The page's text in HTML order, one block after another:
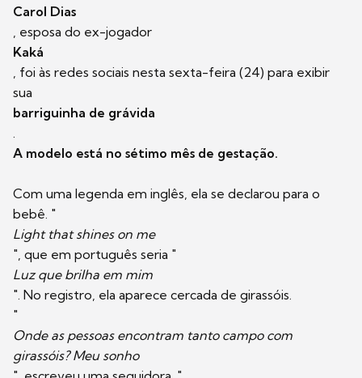
Carol Dias
, esposa do ex-jogador
Kaká
, foi às redes sociais nesta sexta-feira (24) para exibir
sua
barriguinha de grávida
A modelo está no sétimo mês de gestação.
Com uma legenda em inglês, ela se declarou para o
bebê. "
Light that shines on me
", que em português seria "
Luz que brilha em mim
". No registro, ela aparece cercada de girassóis.
"
Onde as pessoas encontram tanto campo com
girassóis? Meu sonho